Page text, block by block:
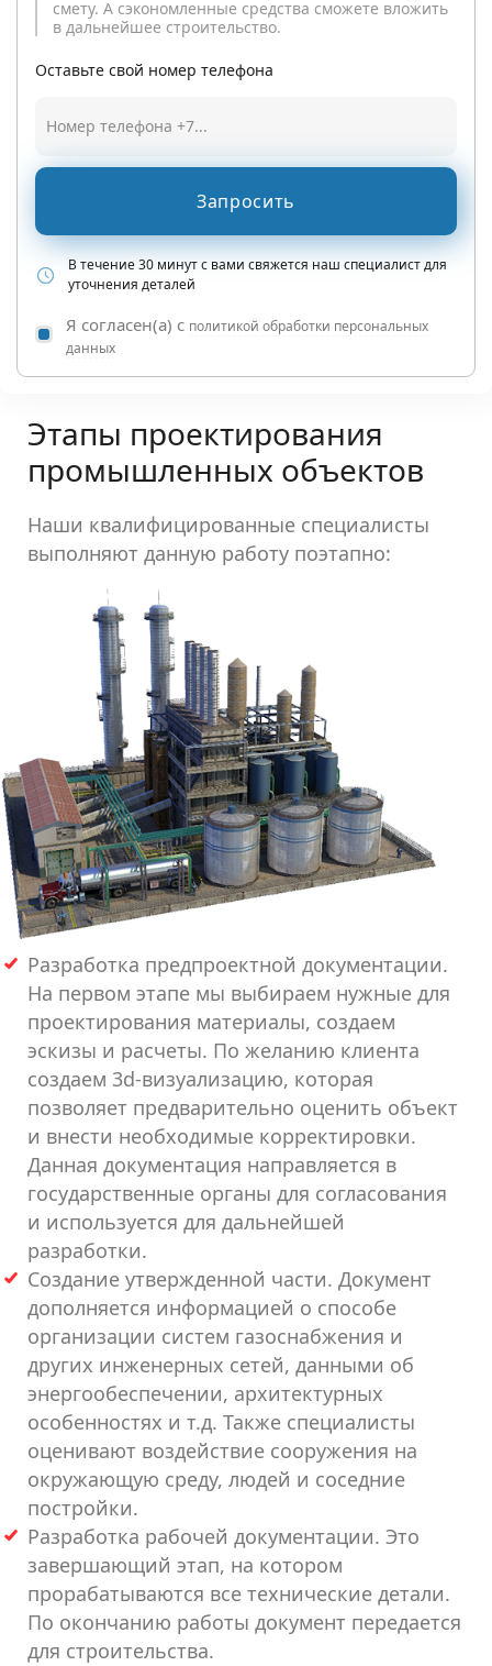
смету. А сэкономленные средства сможете вложить
в дальнейшее строительство.
Оставьте свой номер телефона
Запросить
В течение 30 минут с вами свяжется наш специалист для
уточнения деталей
Я согласен(а) с политикой обработки персональных
данных
Этапы проектирования
промышленных объектов
Наши квалифицированные специалисты
выполняют данную работу поэтапно:
Разработка предпроектной документации.
На первом этапе мы выбираем нужные для
проектирования материалы, создаем
эскизы и расчеты. По желанию клиента
создаем 3d-визуализацию, которая
позволяет предварительно оценить объект
и внести необходимые корректировки.
Данная документация направляется в
государственные органы для согласования
и используется для дальнейшей
разработки.
Создание утвержденной части. Документ
дополняется информацией о способе
организации систем газоснабжения и
других инженерных сетей, данными об
энергообеспечении, архитектурных
особенностях и т.д. Также специалисты
оценивают воздействие сооружения на
окружающую среду, людей и соседние
постройки.
Разработка рабочей документации. Это
завершающий этап, на котором
прорабатываются все технические детали.
По окончанию работы документ передается
для строительства.